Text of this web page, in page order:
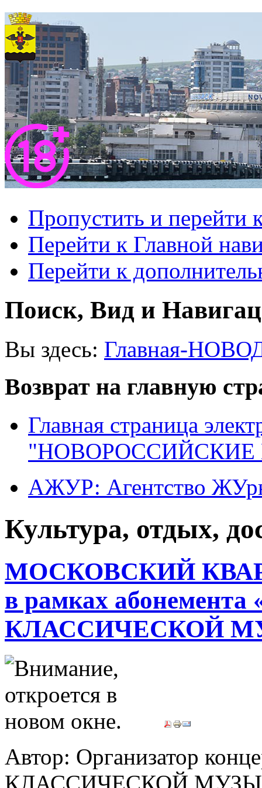
Пропустить и перейти
Перейти к Главной
Перейти к
Поиск, Вид и
Вы здесь: Главная-
Возврат на главную
Главная страница
"НОВОРОССИЙСКИЕ
АЖУР: Агентство
Культура, отдых,
МОСКОВСКИЙ
в рамках
КЛАССИЧЕСКОЙ
Автор: Организатор